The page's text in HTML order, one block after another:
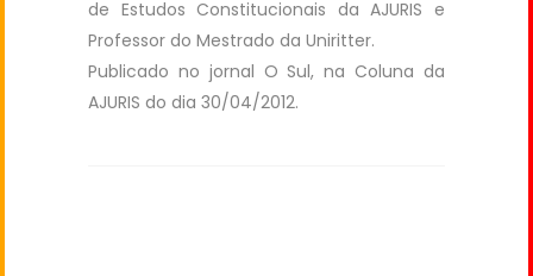
de Estudos Constitucionais da AJURIS e
Professor do Mestrado da Uniritter.
Publicado no jornal O Sul, na Coluna da
AJURIS do dia 30/04/2012.